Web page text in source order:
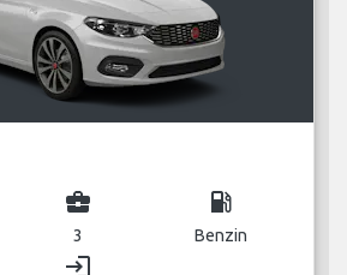
business_center
3
local_gas_station
Benzin
login